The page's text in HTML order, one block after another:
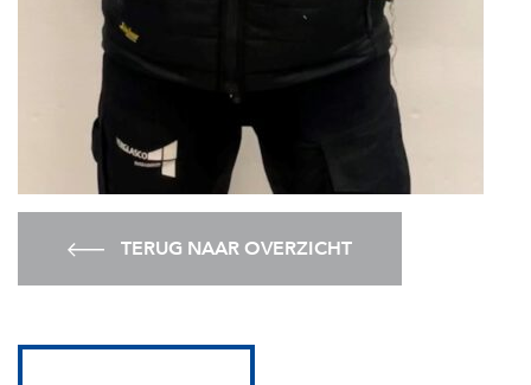
TERUG NAAR OVERZICHT